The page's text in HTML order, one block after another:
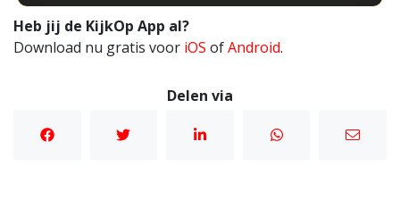
Heb jij de KijkOp App al?
Download nu gratis voor iOS ofAndroid.
Delen via